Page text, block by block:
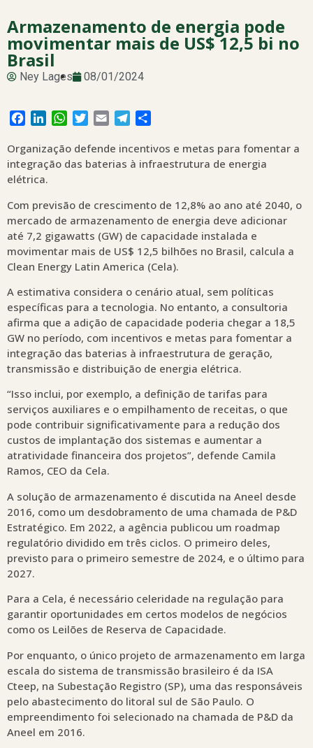
Armazenamento de energia pode
movimentar mais de US$ 12,5 bi no
Brasil
Ney Lages 08/01/2024
Facebook
LinkedInWhatsApp
Twitter
Email Telegram
Organização defende incentivos e metas para fomentar a
integração das baterias à infraestrutura de energia
elétrica.
Com previsão de crescimento de 12,8% ao ano até 2040, o
mercado de armazenamento de energia deve adicionar
até 7,2 gigawatts (GW) de capacidade instalada e
movimentar mais de US$ 12,5 bilhões no Brasil, calcula a
Clean Energy Latin America (Cela).
A estimativa considera o cenário atual, sem políticas
específicas para a tecnologia. No entanto, a consultoria
afirma que a adição de capacidade poderia chegar a 18,5
GW no período, com incentivos e metas para fomentar a
integração das baterias à infraestrutura de geração,
transmissão e distribuição de energia elétrica.
“Isso inclui, por exemplo, a definição de tarifas para
serviços auxiliares e o empilhamento de receitas, o que
pode contribuir significativamente para a redução dos
custos de implantação dos sistemas e aumentar a
atratividade financeira dos projetos”, defende Camila
Ramos, CEO da Cela.
A solução de armazenamento é discutida na Aneel desde
2016, como um desdobramento de uma chamada de P&D
Estratégico. Em 2022, a agência publicou um roadmap
regulatório dividido em três ciclos. O primeiro deles,
previsto para o primeiro semestre de 2024, e o último para
2027.
Para a Cela, é necessário celeridade na regulação para
garantir oportunidades em certos modelos de negócios
como os Leilões de Reserva de Capacidade.
Por enquanto, o único projeto de armazenamento em larga
escala do sistema de transmissão brasileiro é da ISA
Cteep, na Subestação Registro (SP), uma das responsáveis
pelo abastecimento do litoral sul de São Paulo. O
empreendimento foi selecionado na chamada de P&D da
Aneel em 2016.